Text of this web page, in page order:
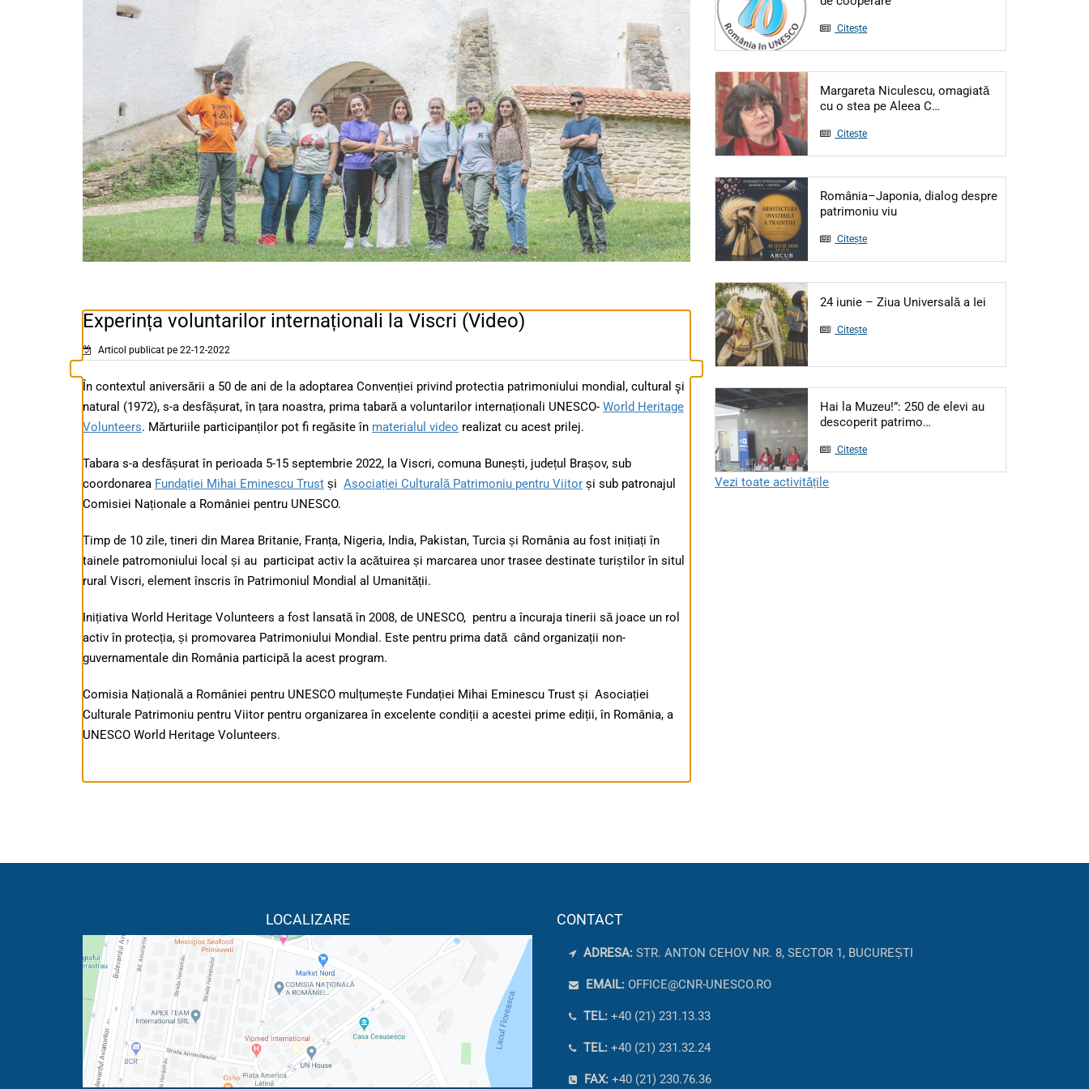
Experința voluntarilor internaționali la Viscri (Video)
Articol publicat pe 22-12-2022
În contextul aniversării a 50 de ani de la adoptarea Convenției privind protectia patrimoniului mondial, cultural şi
natural (1972), s-a desfășurat, în țara noastra, prima tabară a voluntarilor internaționali UNESCO- World Heritage
Volunteers. Mărturiile participanților pot fi regăsite în materialul video realizat cu acest prilej.
Tabara s-a desfășurat în perioada 5-15 septembrie 2022, la Viscri, comuna Bunești, județul Brașov, sub
coordonarea Fundației Mihai Eminescu Trust și Asociației Culturală Patrimoniu pentru Viitor și sub patronajul
Comisiei Naționale a României pentru UNESCO.
Timp de 10 zile, tineri din Marea Britanie, Franța, Nigeria, India, Pakistan, Turcia și România au fost inițiați în
tainele patromoniului local și au participat activ la acătuirea și marcarea unor trasee destinate turiștilor în situl
rural Viscri, element înscris în Patrimoniul Mondial al Umanității.
Inițiativa World Heritage Volunteers a fost lansată în 2008, de UNESCO, pentru a încuraja tinerii să joace un rol
activ în protecția, și promovarea Patrimoniului Mondial. Este pentru prima dată când organizații non-
guvernamentale din România participă la acest program.
Comisia Națională a României pentru UNESCO mulțumește Fundației Mihai Eminescu Trust și Asociației
Culturale Patrimoniu pentru Viitor pentru organizarea în excelente condiții a acestei prime ediții, în România, a
UNESCO World Heritage Volunteers.
Citește
Margareta Niculescu, omagiată
cu o stea pe Aleea C…
Citește
România–Japonia, dialog despre
patrimoniu viuArticol: România–Japonia, dialog
Citește
24 iunie – Ziua Universală a Iei
Citește
Hai la Muzeu!”: 250 de elevi au
descoperit patrimo…
Citește
Vezi toate activitățile
LOCALIZARE CONTACT
ADRESA: STR. ANTON CEHOV NR. 8, SECTOR 1, BUCUREȘTI
EMAIL: OFFICE@CNR-UNESCO.RO
TEL: +40 (21) 231.13.33
TEL: +40 (21) 231.32.24
FAX: +40 (21) 230.76.36